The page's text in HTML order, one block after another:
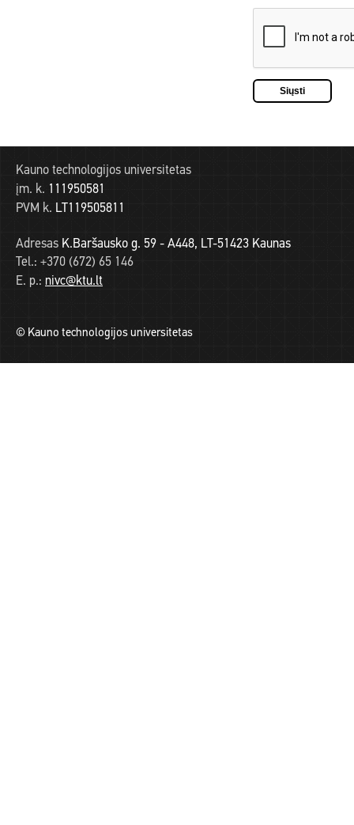
Kauno technologijos universitetas
įm. k. 111950581
PVM k. LT119505811
Adresas K.Baršausko g. 59 - A448, LT-51423 Kaunas
Tel.: +370 (672) 65 146
E. p.: nivc@ktu.lt
© Kauno technologijos universitetas